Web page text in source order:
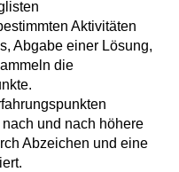
Aktivitäten
Abgabe einer Lösung,
die
und nach höhere
Abzeichen und eine